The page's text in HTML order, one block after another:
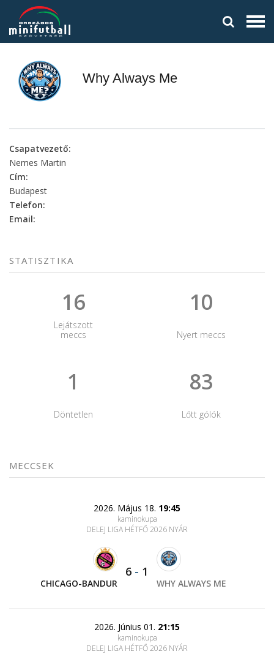
Why Always Me
Csapatvezető:
Nemes Martin
Cím:
Budapest
Telefon:
Email:
STATISZTIKA
16
Lejátszott
meccs
10
Nyert meccs
1
Döntetlen
83
Lőtt gólók
MECCSEK
2026. Május 18. 19:45
kaminokupa
DELEJ LIGA HÉTFŐ 2026 NYÁR
CHICAGO-BANDUR
6 - 1
WHY ALWAYS ME
2026. Június 01. 21:15
kaminokupa
DELEJ LIGA HÉTFŐ 2026 NYÁR